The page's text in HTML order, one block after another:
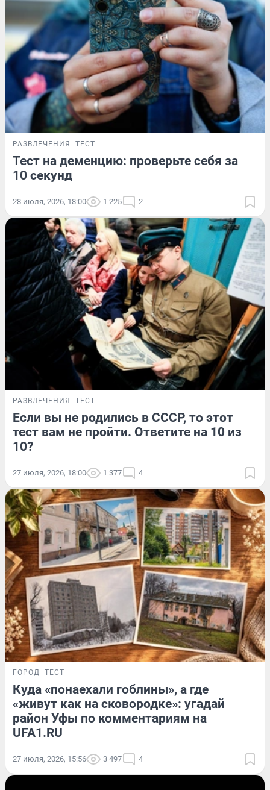
РАЗВЛЕЧЕНИЯ ТЕСТ
Тест на деменцию: проверьте себя за
10 секунд
28 июля, 2026, 18:00 1 225 2
РАЗВЛЕЧЕНИЯ ТЕСТ
Если вы не родились в СССР, то этот
тест вам не пройти. Ответите на 10 из
10?
27 июля, 2026, 18:00 1 377 4
ГОРОД ТЕСТ
Куда «понаехали гоблины», а где
«живут как на сковородке»: угадай
район Уфы по комментариям на
UFA1.RU
27 июля, 2026, 15:56 3 497 4